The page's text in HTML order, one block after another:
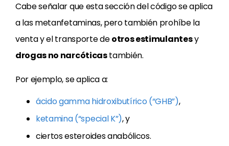
Cabe señalar que esta sección del código se aplica
a las metanfetaminas, pero también prohíbe la
venta y el transporte deotros estimulantesy
drogas no narcóticastambién.
Por ejemplo, se aplica a:
ácido gamma hidroxibutírico (“GHB”),
ketamina (“special K”), y
ciertos esteroides anabólicos.